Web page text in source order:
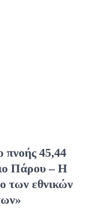
πνοής 45,44
Πάρου – Η
των εθνικών